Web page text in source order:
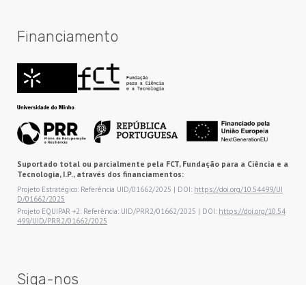
Financiamento
Suportado total ou parcialmente pela FCT, Fundação para a Ciência e a
Tecnologia, I.P., através dos financiamentos:
Projeto Estratégico: Referência UID/01662/2025 | DOI: https://doi.org/10.54499/UI
D/01662/2025
Projeto EQUIPAR +2: Referência: UID/PRR2/01662/2025 | DOI: https://doi.org/10.54
499/UID/PRR2/01662/2025
Siga-nos